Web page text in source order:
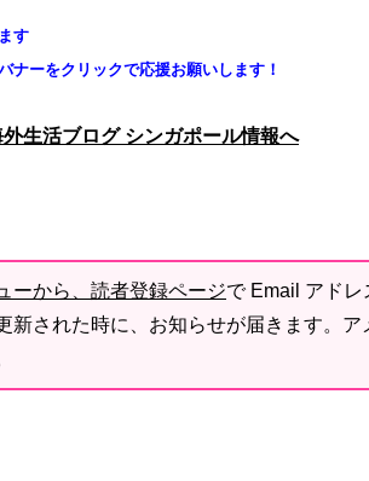
す
ナーをクリックで応援お願いします！
ーから、読者登録ページで Email アド
新された時に、お知らせが届きます。